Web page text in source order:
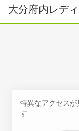
大分府内レデ
特異なアクセス
す